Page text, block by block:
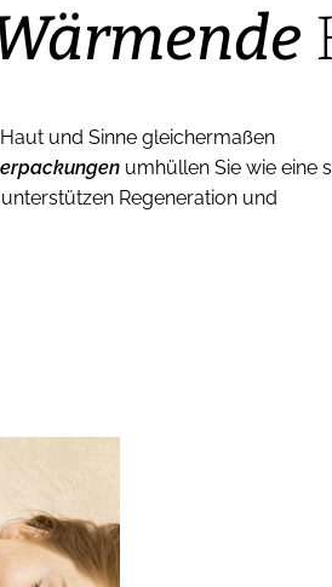
und Sinne gleichermaßen
umhüllen Sie wie eine
Regeneration und